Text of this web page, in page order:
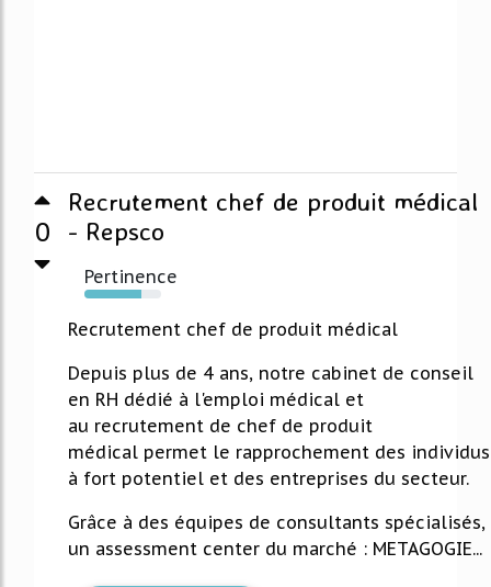
0
Recrutement chef de produit médical
- Repsco
Pertinence
74%
Recrutement chef de produit médical
Depuis plus de 4 ans, notre cabinet de conseil
en RH dédié à l'emploi médical et
au recrutement de chef de produit
médical permet le rapprochement des individus
à fort potentiel et des entreprises du secteur.
Grâce à des équipes de consultants spécialisés,
un assessment center du marché : METAGOGIE...